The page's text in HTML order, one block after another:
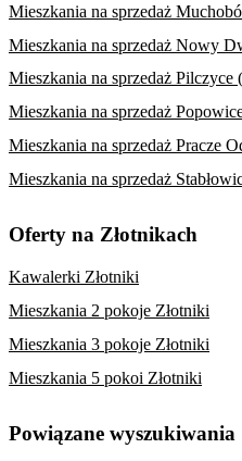
Mieszkania na sprzedaż
Mieszkania na sprzedaż Nowy
Mieszkania na sprzedaż Pilczyce
Mieszkania na sprzedaż
Mieszkania na sprzedaż Pracze
Mieszkania na sprzedaż
Oferty na Złotnikach
Kawalerki Złotniki
Mieszkania 2 pokoje Złotniki
Mieszkania 3 pokoje Złotniki
Mieszkania 5 pokoi Złotniki
Powiązane wyszukiwania